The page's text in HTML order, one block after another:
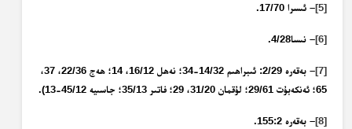
[5]– ئىسرا 17/70.
[6]– نىسا4/28.
[7]
– بەقەرە 2/29: ئىبراھىم 14/32-34؛ نەھل 16/12، 14؛ ھەج 22/36، 37،
65؛ ئەنكەبۇت 29/61؛ لۇقمان 31/20، 29؛ فاتىر 35/13؛ جاسىيە 45/12-13).
[8]– بەقەرە 155:2.